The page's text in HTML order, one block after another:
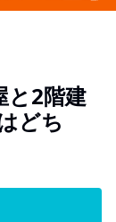
と2階建
どち